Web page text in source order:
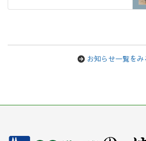
お知らせ一覧をみ